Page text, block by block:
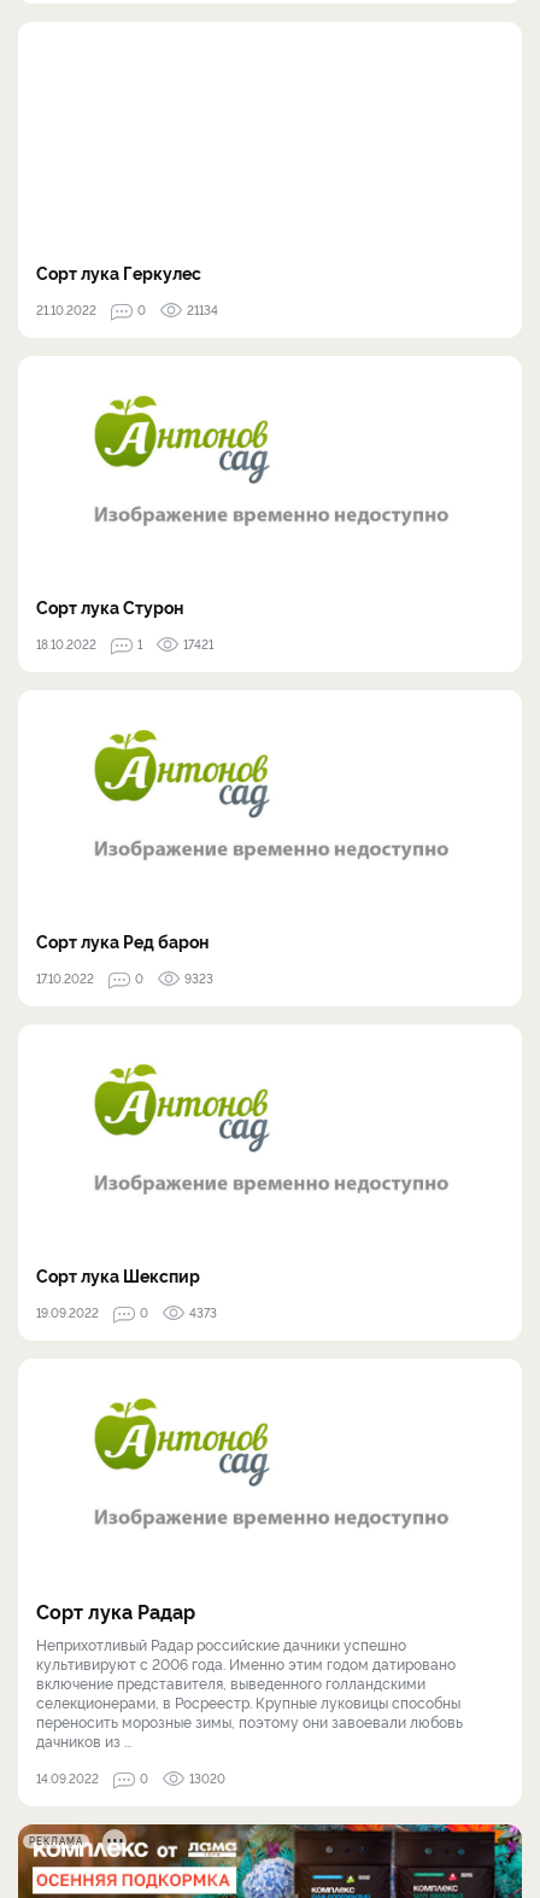
Сорт лука Геркулес
21.10.2022 0 21134
Сорт лука Стурон
18.10.2022 1 17421
Сорт лука Ред барон
17.10.2022 0 9323
Сорт лука Шекспир
19.09.2022 0 4373
Сорт лука Радар
Неприхотливый Радар российские дачники успешно
культивируют с 2006 года. Именно этим годом датировано
включение представителя, выведенного голландскими
селекционерами, в Росреестр. Крупные луковицы способны
переносить морозные зимы, поэтому они завоевали любовь
дачников из ...
14.09.2022 0 13020
РЕКЛАМА